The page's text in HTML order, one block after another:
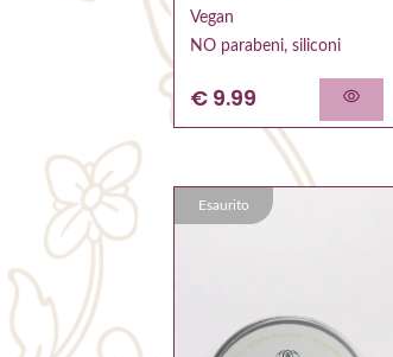
Vegan
NO parabeni, siliconi
€ 9.99
Esaurito